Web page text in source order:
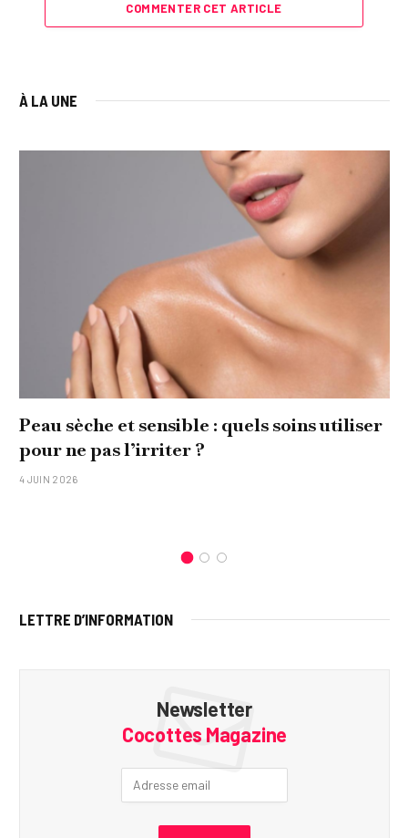
COMMENTER CET ARTICLE
À LA UNE
Peau sèche et sensible : quels soins utiliser
pour ne pas l’irriter ?
4 JUIN 2026
LETTRE D’INFORMATION
Newsletter
Cocottes Magazine